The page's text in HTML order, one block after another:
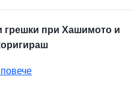
грешки при Хашимото и